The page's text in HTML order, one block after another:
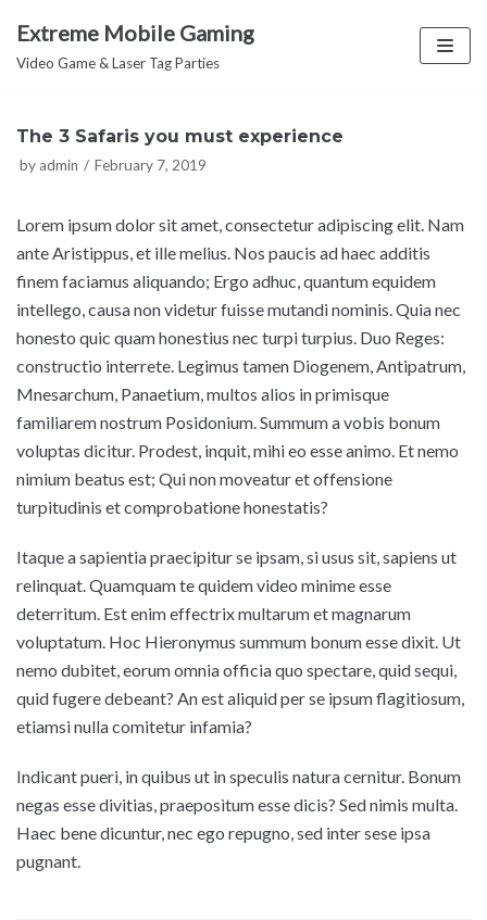
Skip
to
Extreme Mobile Gaming
Video Game & Laser Tag Parties
The 3 Safaris you must experience
by admin February 7, 2019
Lorem ipsum dolor sit amet, consectetur adipiscing elit. Nam
ante Aristippus, et ille melius. Nos paucis ad haec additis
finem faciamus aliquando; Ergo adhuc, quantum equidem
intellego, causa non videtur fuisse mutandi nominis. Quia nec
honesto quic quam honestius nec turpi turpius. Duo Reges:
constructio interrete. Legimus tamen Diogenem, Antipatrum,
Mnesarchum, Panaetium, multos alios in primisque
familiarem nostrum Posidonium. Summum a vobis bonum
voluptas dicitur. Prodest, inquit, mihi eo esse animo. Et nemo
nimium beatus est; Qui non moveatur et offensione
turpitudinis et comprobatione honestatis?
Itaque a sapientia praecipitur se ipsam, si usus sit, sapiens ut
relinquat. Quamquam te quidem video minime esse
deterritum. Est enim effectrix multarum et magnarum
voluptatum. Hoc Hieronymus summum bonum esse dixit. Ut
nemo dubitet, eorum omnia officia quo spectare, quid sequi,
quid fugere debeant? An est aliquid per se ipsum flagitiosum,
etiamsi nulla comitetur infamia?
Indicant pueri, in quibus ut in speculis natura cernitur. Bonum
negas esse divitias, praeposìtum esse dicis? Sed nimis multa.
Haec bene dicuntur, nec ego repugno, sed inter sese ipsa
pugnant.